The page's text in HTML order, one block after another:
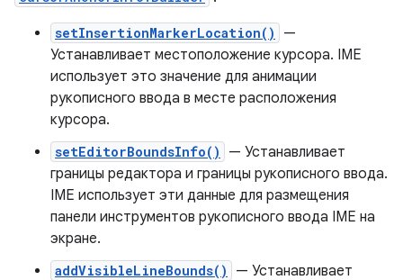
setInsertionMarkerLocation()
—
Устанавливает местоположение курсора. IME
использует это значение для анимации
рукописного ввода в месте расположения
курсора.
setEditorBoundsInfo()
— Устанавливает
границы редактора и границы рукописного ввода.
IME использует эти данные для размещения
панели инструментов рукописного ввода IME на
экране.
addVisibleLineBounds()
— Устанавливает